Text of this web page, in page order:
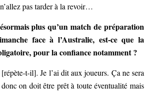
pas tarder à la revoir…
plus qu’un match de préparation
face à l’Australie, est-ce que la
pour la confiance notamment ?
t-il]. Je l’ai dit aux joueurs. Ça ne sera
on doit être prêt à toute éventualité mais